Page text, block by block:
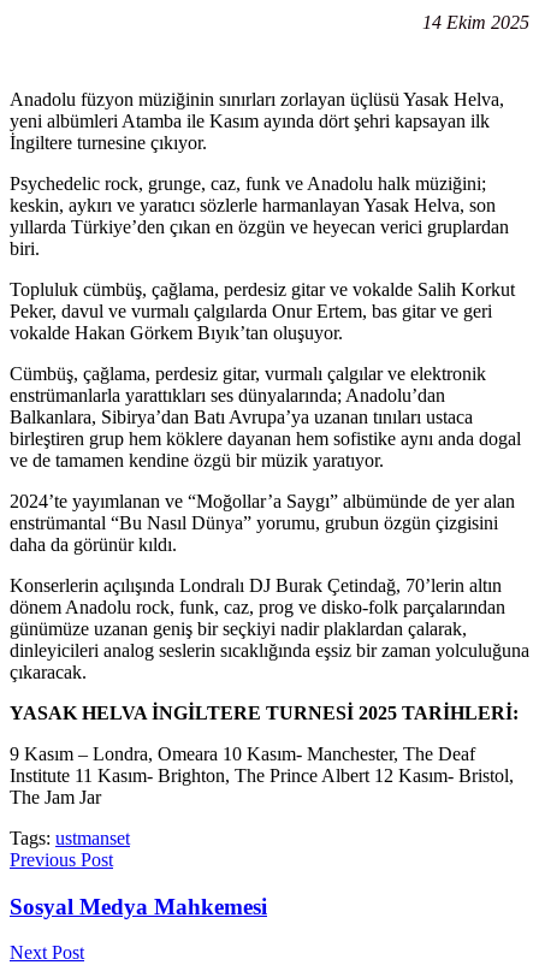
14 Ekim 2025
Anadolu füzyon müziğinin sınırları zorlayan üçlüsü Yasak Helva,
yeni albümleri Atamba ile Kasım ayında dört şehri kapsayan ilk
İngiltere turnesine çıkıyor.
Psychedelic rock, grunge, caz, funk ve Anadolu halk müziğini;
keskin, aykırı ve yaratıcı sözlerle harmanlayan Yasak Helva, son
yıllarda Türkiye’den çıkan en özgün ve heyecan verici gruplardan
biri.
Topluluk cümbüş, çağlama, perdesiz gitar ve vokalde Salih Korkut
Peker, davul ve vurmalı çalgılarda Onur Ertem, bas gitar ve geri
vokalde Hakan Görkem Bıyık’tan oluşuyor.
Cümbüş, çağlama, perdesiz gitar, vurmalı çalgılar ve elektronik
enstrümanlarla yarattıkları ses dünyalarında; Anadolu’dan
Balkanlara, Sibirya’dan Batı Avrupa’ya uzanan tınıları ustaca
birleştiren grup hem köklere dayanan hem sofistike aynı anda dogal
ve de tamamen kendine özgü bir müzik yaratıyor.
2024’te yayımlanan ve “Moğollar’a Saygı” albümünde de yer alan
enstrümantal “Bu Nasıl Dünya” yorumu, grubun özgün çizgisini
daha da görünür kıldı.
Konserlerin açılışında Londralı DJ Burak Çetindağ, 70’lerin altın
dönem Anadolu rock, funk, caz, prog ve disko-folk parçalarından
günümüze uzanan geniş bir seçkiyi nadir plaklardan çalarak,
dinleyicileri analog seslerin sıcaklığında eşsiz bir zaman yolculuğuna
çıkaracak.
YASAK HELVA İNGİLTERE TURNESİ 2025 TARİHLERİ:
9 Kasım – Londra, Omeara 10 Kasım- Manchester, The Deaf
Institute 11 Kasım- Brighton, The Prince Albert 12 Kasım- Bristol,
The Jam Jar
Tags: ustmanset
Previous Post
Sosyal Medya Mahkemesi
Next Post